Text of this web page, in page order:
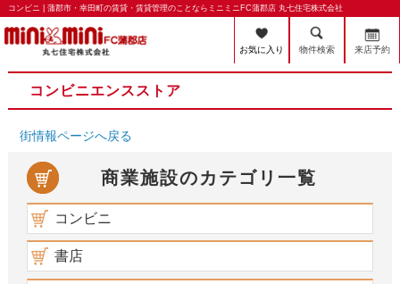
コンビニ | 蒲郡市・幸田町の賃貸・賃貸管理のことならミニミニFC蒲郡店 丸七住宅株式会社
お気に入り 物件検索 来店予約
コンビニエンスストア
街情報ページへ戻る
商業施設のカテゴリ一覧
コンビニ
書店